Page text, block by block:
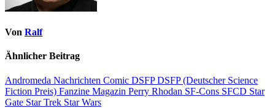
Von Ralf
Ähnlicher Beitrag
Andromeda Nachrichten Comic DSFPDSFP (Deutscher Science
Fiction Preis) Fanzine Magazin Perry Rhodan SF-Cons SFCD Star
Gate Star Trek Star Wars